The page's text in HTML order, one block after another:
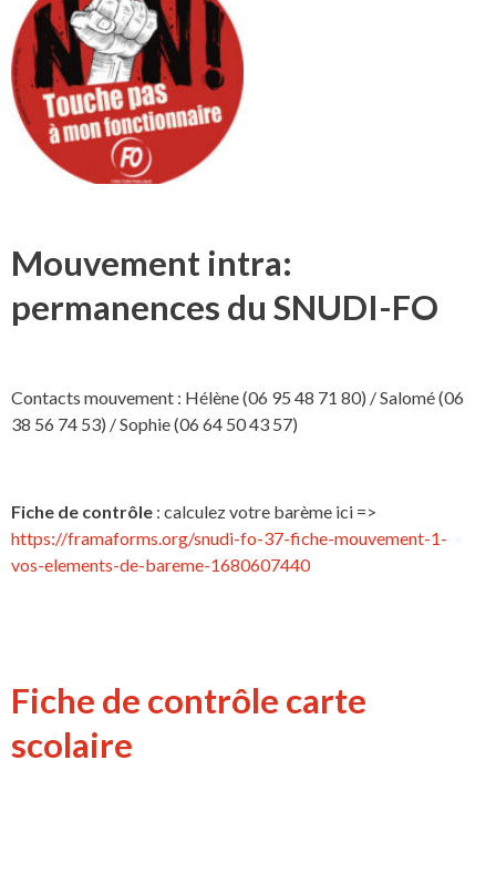
Mouvement intra:
permanences du SNUDI-FO
Contacts mouvement : Hélène (06 95 48 71 80) / Salomé (06
38 56 74 53) / Sophie (06 64 50 43 57)
Fiche de contrôle : calculez votre barème ici =>
https://framaforms.org/snudi-fo-37-fiche-mouvement-1-
vos-elements-de-bareme-1680607440
Fiche de contrôle carte
scolaire